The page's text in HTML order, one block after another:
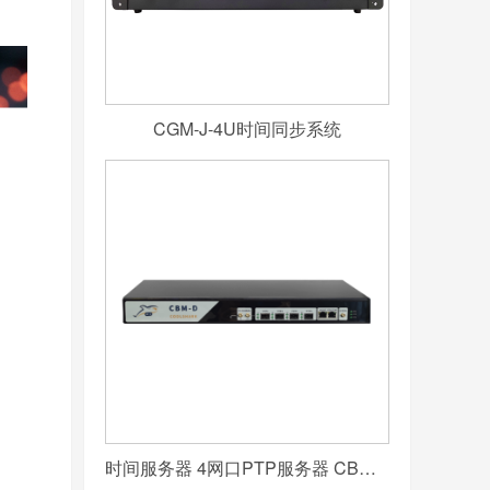
CGM-J-4U时间同步系统
时间服务器 4网口PTP服务器 CBM-D-40